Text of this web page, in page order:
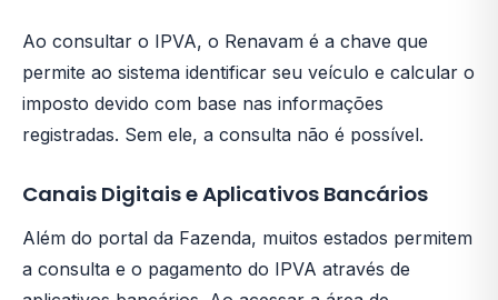
Ao consultar o IPVA, o Renavam é a chave que
permite ao sistema identificar seu veículo e calcular o
imposto devido com base nas informações
registradas. Sem ele, a consulta não é possível.
Canais Digitais e Aplicativos Bancários
Além do portal da Fazenda, muitos estados permitem
a consulta e o pagamento do IPVA através de